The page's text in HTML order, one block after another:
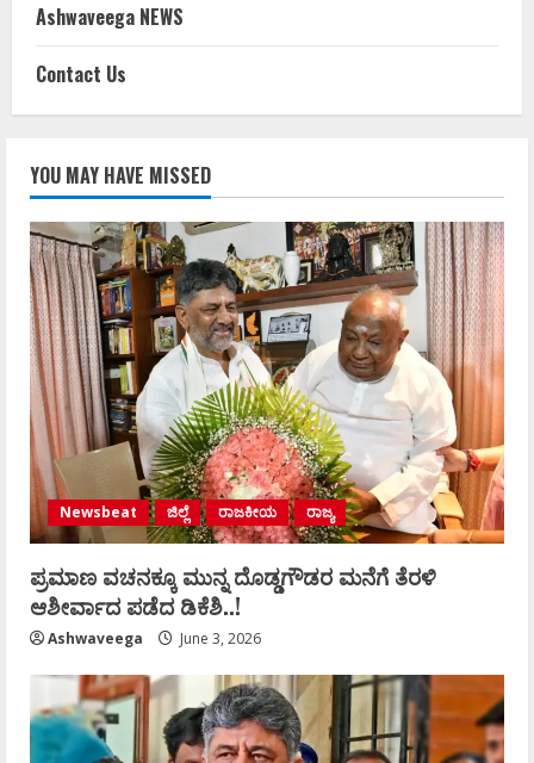
Ashwaveega NEWS
Contact Us
YOU MAY HAVE MISSED
Newsbeat ಜಿಲ್ಲೆ ರಾಜಕೀಯ ರಾಜ್ಯ
ಪ್ರಮಾಣ ವಚನಕ್ಕೂ ಮುನ್ನ ದೊಡ್ಡಗೌಡರ ಮನೆಗೆ ತೆರಳಿ
ಆಶೀರ್ವಾದ ಪಡೆದ ಡಿಕೆಶಿ..!
Ashwaveega June 3, 2026